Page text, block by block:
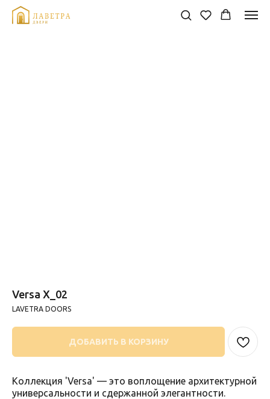
Versa X_02
LAVETRA DOORS
ДОБАВИТЬ В КОРЗИНУ
Коллекция 'Versa' — это воплощение архитектурной
универсальности и сдержанной элегантности.